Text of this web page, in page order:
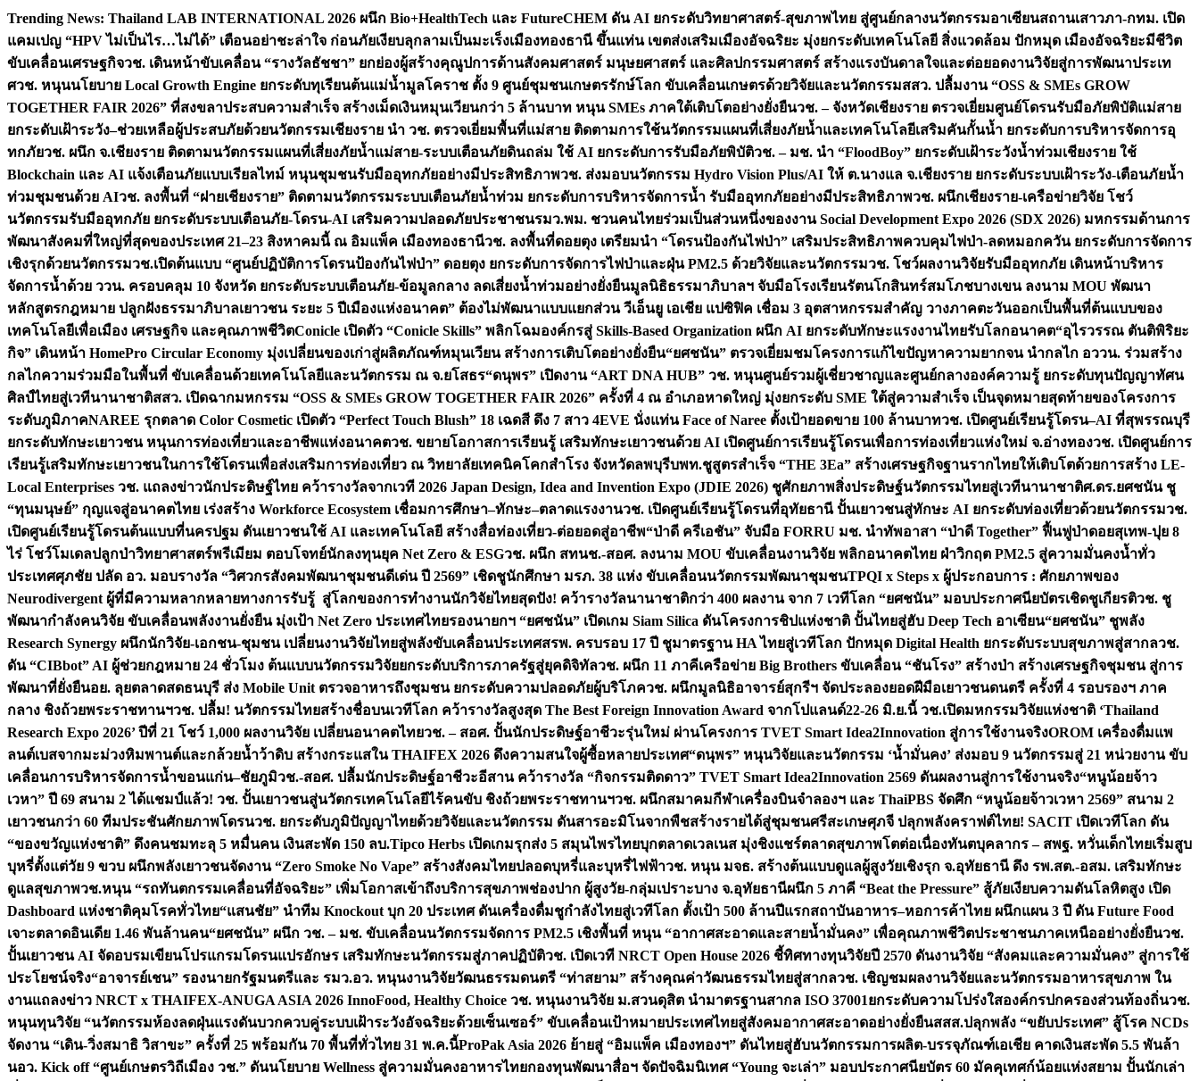
Skip
content
Trending News: Thailand LAB INTERNATIONAL 2026 ผนึก Bio+HealthTech และ FutureCHEM ดัน AI ยกระดับวิทยาศาสตร์-สุขภาพไทย สู่ศูนย์กลางนวัตกรรมอาเซียนสถานเสาวภา-กทม. เปิด
แคมเปญ “HPV ไม่เป็นไร…ไม่ได้” เตือนอย่าชะล่าใจ ก่อนภัยเงียบลุกลามเป็นมะเร็งเมืองทองธานี ขึ้นแท่น เขตส่งเสริมเมืองอัจฉริยะ มุ่งยกระดับเทคโนโลยี สิ่งแวดล้อม ปักหมุด เมืองอัจฉริยะมีชีวิต
ขับเคลื่อนเศรษฐกิจวช. เดินหน้าขับเคลื่อน “รางวัลธัชชา” ยกย่องผู้สร้างคุณูปการด้านสังคมศาสตร์ มนุษยศาสตร์ และศิลปกรรมศาสตร์ สร้างแรงบันดาลใจและต่อยอดงานวิจัยสู่การพัฒนาประเท
ศวช. หนุนนโยบาย Local Growth Engine ยกระดับทุเรียนต้นแม่น้ำมูลโคราช ตั้ง 9 ศูนย์ชุมชนเกษตรรักษ์โลก ขับเคลื่อนเกษตรด้วยวิจัยและนวัตกรรมสสว. ปลื้มงาน “OSS & SMEs GROW
TOGETHER FAIR 2026” ที่สงขลาประสบความสำเร็จ สร้างเม็ดเงินหมุนเวียนกว่า 5 ล้านบาท หนุน SMEs ภาคใต้เติบโตอย่างยั่งยืนวช. – จังหวัดเชียงราย ตรวจเยี่ยมศูนย์โดรนรับมือภัยพิบัติแม่สาย
ยกระดับเฝ้าระวัง–ช่วยเหลือผู้ประสบภัยด้วยนวัตกรรมเชียงราย นำ วช. ตรวจเยี่ยมพื้นที่แม่สาย ติดตามการใช้นวัตกรรมแผนที่เสี่ยงภัยน้ำและเทคโนโลยีเสริมคันกั้นน้ำ ยกระดับการบริหารจัดการอุ
ทกภัยวช. ผนึก จ.เชียงราย ติดตามนวัตกรรมแผนที่เสี่ยงภัยน้ำแม่สาย-ระบบเตือนภัยดินถล่ม ใช้ AI ยกระดับการรับมือภัยพิบัติวช. – มช. นำ “FloodBoy” ยกระดับเฝ้าระวังน้ำท่วมเชียงราย ใช้
Blockchain และ AI แจ้งเตือนภัยแบบเรียลไทม์ หนุนชุมชนรับมืออุทกภัยอย่างมีประสิทธิภาพวช. ส่งมอบนวัตกรรม Hydro Vision Plus/AI ให้ ต.นางแล จ.เชียงราย ยกระดับระบบเฝ้าระวัง-เตือนภัยน้ำ
ท่วมชุมชนด้วย AIวช. ลงพื้นที่ “ฝายเชียงราย” ติดตามนวัตกรรมระบบเตือนภัยน้ำท่วม ยกระดับการบริหารจัดการน้ำ รับมืออุทกภัยอย่างมีประสิทธิภาพวช. ผนึกเชียงราย-เครือข่ายวิจัย โชว์
นวัตกรรมรับมืออุทกภัย ยกระดับระบบเตือนภัย-โดรน-AI เสริมความปลอดภัยประชาชนรมว.พม. ชวนคนไทยร่วมเป็นส่วนหนึ่งของงาน Social Development Expo 2026 (SDX 2026) มหกรรมด้านการ
พัฒนาสังคมที่ใหญ่ที่สุดของประเทศ 21–23 สิงหาคมนี้ ณ อิมแพ็ค เมืองทองธานีวช. ลงพื้นที่ดอยตุง เตรียมนำ “โดรนป้องกันไฟป่า” เสริมประสิทธิภาพควบคุมไฟป่า-ลดหมอกควัน ยกระดับการจัดการ
เชิงรุกด้วยนวัตกรรมวช.เปิดต้นแบบ “ศูนย์ปฏิบัติการโดรนป้องกันไฟป่า” ดอยตุง ยกระดับการจัดการไฟป่าและฝุ่น PM2.5 ด้วยวิจัยและนวัตกรรมวช. โชว์ผลงานวิจัยรับมืออุทกภัย เดินหน้าบริหาร
จัดการน้ำด้วย ววน. ครอบคลุม 10 จังหวัด ยกระดับระบบเตือนภัย-ข้อมูลกลาง ลดเสี่ยงน้ำท่วมอย่างยั่งยืนมูลนิธิธรรมาภิบาลฯ จับมือโรงเรียนรัตนโกสินทร์สมโภชบางเขน ลงนาม MOU พัฒนา
หลักสูตรกฎหมาย ปลูกฝังธรรมาภิบาลเยาวชน ระยะ 5 ปีเมืองแห่งอนาคต” ต้องไม่พัฒนาแบบแยกส่วน วีเอ็นยู เอเชีย แปซิฟิค เชื่อม 3 อุตสาหกรรมสำคัญ วางภาคตะวันออกเป็นพื้นที่ต้นแบบของ
เทคโนโลยีเพื่อเมือง เศรษฐกิจ และคุณภาพชีวิตConicle เปิดตัว “Conicle Skills” พลิกโฉมองค์กรสู่ Skills-Based Organization ผนึก AI ยกระดับทักษะแรงงานไทยรับโลกอนาคต“อุไรวรรณ ตันติพิริยะ
กิจ” เดินหน้า HomePro Circular Economy มุ่งเปลี่ยนของเก่าสู่ผลิตภัณฑ์หมุนเวียน สร้างการเติบโตอย่างยั่งยืน“ยศชนัน” ตรวจเยี่ยมชมโครงการแก้ไขปัญหาความยากจน นำกลไก อววน. ร่วมสร้าง
กลไกความร่วมมือในพื้นที่ ขับเคลื่อนด้วยเทคโนโลยีและนวัตกรรม ณ จ.ยโสธร“ดนุพร” เปิดงาน “ART DNA HUB” วช. หนุนศูนย์รวมผู้เชี่ยวชาญและศูนย์กลางองค์ความรู้ ยกระดับทุนปัญญาทัศน
ศิลป์ไทยสู่เวทีนานาชาติสสว. เปิดฉากมหกรรม “OSS & SMEs GROW TOGETHER FAIR 2026” ครั้งที่ 4 ณ อำเภอหาดใหญ่ มุ่งยกระดับ SME ใต้สู่ความสำเร็จ เป็นจุดหมายสุดท้ายของโครงการ
ระดับภูมิภาคNAREE รุกตลาด Color Cosmetic เปิดตัว “Perfect Touch Blush” 18 เฉดสี ดึง 7 สาว 4EVE นั่งแท่น Face of Naree ตั้งเป้ายอดขาย 100 ล้านบาทวช. เปิดศูนย์เรียนรู้โดรน–AI ที่สุพรรณบุรี
ยกระดับทักษะเยาวชน หนุนการท่องเที่ยวและอาชีพแห่งอนาคตวช. ขยายโอกาสการเรียนรู้ เสริมทักษะเยาวชนด้วย AI เปิดศูนย์การเรียนรู้โดรนเพื่อการท่องเที่ยวแห่งใหม่ จ.อ่างทองวช. เปิดศูนย์การ
เรียนรู้เสริมทักษะเยาวชนในการใช้โดรนเพื่อส่งเสริมการท่องเที่ยว ณ วิทยาลัยเทคนิคโคกสำโรง จังหวัดลพบุรีบพท.ชูสูตรสำเร็จ “THE 3Ea” สร้างเศรษฐกิจฐานรากไทยให้เติบโตด้วยการสร้าง LE-
Local Enterprises วช. แถลงข่าวนักประดิษฐ์ไทย คว้ารางวัลจากเวที 2026 Japan Design, Idea and Invention Expo (JDIE 2026) ชูศักยภาพสิ่งประดิษฐ์นวัตกรรมไทยสู่เวทีนานาชาติศ.ดร.ยศชนัน ชู
“ทุนมนุษย์” กุญแจสู่อนาคตไทย เร่งสร้าง Workforce Ecosystem เชื่อมการศึกษา–ทักษะ–ตลาดแรงงานวช. เปิดศูนย์เรียนรู้โดรนที่อุทัยธานี ปั้นเยาวชนสู่ทักษะ AI ยกระดับท่องเที่ยวด้วยนวัตกรรมวช.
เปิดศูนย์เรียนรู้โดรนต้นแบบที่นครปฐม ดันเยาวชนใช้ AI และเทคโนโลยี สร้างสื่อท่องเที่ยว-ต่อยอดสู่อาชีพ“ป่าดี ครีเอชัน” จับมือ FORRU มช. นำทัพอาสา “ป่าดี Together” ฟื้นฟูป่าดอยสุเทพ-ปุย 8
ไร่ โชว์โมเดลปลูกป่าวิทยาศาสตร์พรีเมียม ตอบโจทย์นักลงทุนยุค Net Zero & ESGวช. ผนึก สทนช.-สอศ. ลงนาม MOU ขับเคลื่อนงานวิจัย พลิกอนาคตไทย ฝ่าวิกฤต PM2.5 สู่ความมั่นคงน้ำทั่ว
ประเทศศุภชัย ปลัด อว. มอบรางวัล “วิศวกรสังคมพัฒนาชุมชนดีเด่น ปี 2569” เชิดชูนักศึกษา มรภ. 38 แห่ง ขับเคลื่อนนวัตกรรมพัฒนาชุมชนTPQI x Steps x ผู้ประกอบการ : ศักยภาพของ
Neurodivergent ผู้ที่มีความหลากหลายทางการรับรู้ สู่โลกของการทำงานนักวิจัยไทยสุดปัง! คว้ารางวัลนานาชาติกว่า 400 ผลงาน จาก 7 เวทีโลก “ยศชนัน” มอบประกาศนียบัตรเชิดชูเกียรติวช. ชู
พัฒนากำลังคนวิจัย ขับเคลื่อนพลังงานยั่งยืน มุ่งเป้า Net Zero ประเทศไทยรองนายกฯ “ยศชนัน” เปิดเกม Siam Silica ดันโครงการชิปแห่งชาติ ปั้นไทยสู่ฮับ Deep Tech อาเซียน“ยศชนัน” ชูพลัง
Research Synergy ผนึกนักวิจัย-เอกชน-ชุมชน เปลี่ยนงานวิจัยไทยสู่พลังขับเคลื่อนประเทศสรพ. ครบรอบ 17 ปี ชูมาตรฐาน HA ไทยสู่เวทีโลก ปักหมุด Digital Health ยกระดับระบบสุขภาพสู่สากลวช.
ดัน “CIBbot” AI ผู้ช่วยกฎหมาย 24 ชั่วโมง ต้นแบบนวัตกรรมวิจัยยกระดับบริการภาครัฐสู่ยุคดิจิทัลวช. ผนึก 11 ภาคีเครือข่าย Big Brothers ขับเคลื่อน “ชันโรง” สร้างป่า สร้างเศรษฐกิจชุมชน สู่การ
พัฒนาที่ยั่งยืนอย. ลุยตลาดสดธนบุรี ส่ง Mobile Unit ตรวจอาหารถึงชุมชน ยกระดับความปลอดภัยผู้บริโภควช. ผนึกมูลนิธิอาจารย์สุกรีฯ จัดประลองยอดฝีมือเยาวชนดนตรี ครั้งที่ 4 รอบรองฯ ภาค
กลาง ชิงถ้วยพระราชทานฯวช. ปลื้ม! นวัตกรรมไทยสร้างชื่อบนเวทีโลก คว้ารางวัลสูงสุด The Best Foreign Innovation Award จากโปแลนด์22-26 มิ.ย.นี้ วช.เปิดมหกรรมวิจัยแห่งชาติ ‘Thailand
Research Expo 2026’ ปีที่ 21 โชว์ 1,000 ผลงานวิจัย เปลี่ยนอนาคตไทยวช. – สอศ. ปั้นนักประดิษฐ์อาชีวะรุ่นใหม่ ผ่านโครงการ TVET Smart Idea2Innovation สู่การใช้งานจริงOROM เครื่องดื่มแพ
ลนต์เบสจากมะม่วงหิมพานต์และกล้วยน้ำว้าดิบ สร้างกระแสใน THAIFEX 2026 ดึงความสนใจผู้ซื้อหลายประเทศ“ดนุพร” หนุนวิจัยและนวัตกรรม ‘น้ำมั่นคง’ ส่งมอบ 9 นวัตกรรมสู่ 21 หน่วยงาน ขับ
เคลื่อนการบริหารจัดการน้ำขอนแก่น–ชัยภูมิวช.-สอศ. ปลื้มนักประดิษฐ์อาชีวะอีสาน คว้ารางวัล “กิจกรรมติดดาว” TVET Smart Idea2Innovation 2569 ดันผลงานสู่การใช้งานจริง“หนูน้อยจ้าว
เวหา” ปี 69 สนาม 2 ได้แชมป์แล้ว! วช. ปั้นเยาวชนสู่นวัตกรเทคโนโลยีไร้คนขับ ชิงถ้วยพระราชทานฯวช. ผนึกสมาคมกีฬาเครื่องบินจำลองฯ และ ThaiPBS จัดศึก “หนูน้อยจ้าวเวหา 2569” สนาม 2
เยาวชนกว่า 60 ทีมประชันศักยภาพโดรนวช. ยกระดับภูมิปัญญาไทยด้วยวิจัยและนวัตกรรม ดันสารอะมิโนจากพืชสร้างรายได้สู่ชุมชนศรีสะเกษศุภจี ปลุกพลังคราฟต์ไทย! SACIT เปิดเวทีโลก ดัน
“ของขวัญแห่งชาติ” ดึงคนชมทะลุ 5 หมื่นคน เงินสะพัด 150 ลบ.Tipco Herbs เปิดเกมรุกส่ง 5 สมุนไพรไทยบุกตลาดเวลเนส มุ่งชิงแชร์ตลาดสุขภาพโตต่อเนื่องทันตบุคลากร – สพฐ. หวั่นเด็กไทยเริ่มสูบ
บุหรี่ตั้งแต่วัย 9 ขวบ ผนึกพลังเยาวชนจัดงาน “Zero Smoke No Vape” สร้างสังคมไทยปลอดบุหรี่และบุหรี่ไฟฟ้าวช. หนุน มจธ. สร้างต้นแบบดูแลผู้สูงวัยเชิงรุก จ.อุทัยธานี ดึง รพ.สต.-อสม. เสริมทักษะ
ดูแลสุขภาพวช.หนุน “รถทันตกรรมเคลื่อนที่อัจฉริยะ” เพิ่มโอกาสเข้าถึงบริการสุขภาพช่องปาก ผู้สูงวัย-กลุ่มเปราะบาง จ.อุทัยธานีผนึก 5 ภาคี “Beat the Pressure” สู้ภัยเงียบความดันโลหิตสูง เปิด
Dashboard แห่งชาติคุมโรคทั่วไทย“แสนชัย” นำทีม Knockout บุก 20 ประเทศ ดันเครื่องดื่มชูกำลังไทยสู่เวทีโลก ตั้งเป้า 500 ล้านปีแรกสถาบันอาหาร–หอการค้าไทย ผนึกแผน 3 ปี ดัน Future Food
เจาะตลาดอินเดีย 1.46 พันล้านคน“ยศชนัน” ผนึก วช. – มช. ขับเคลื่อนนวัตกรรมจัดการ PM2.5 เชิงพื้นที่ หนุน “อากาศสะอาดและสายน้ำมั่นคง” เพื่อคุณภาพชีวิตประชาชนภาคเหนืออย่างยั่งยืนวช.
ปั้นเยาวชน AI จัดอบรมเขียนโปรแกรมโดรนแปรอักษร เสริมทักษะนวัตกรรมสู่ภาคปฏิบัติวช. เปิดเวที NRCT Open House 2026 ชี้ทิศทางทุนวิจัยปี 2570 ดันงานวิจัย “สังคมและความมั่นคง” สู่การใช้
ประโยชน์จริง“อาจารย์เชน” รองนายกรัฐมนตรีและ รมว.อว. หนุนงานวิจัยวัฒนธรรมดนตรี “ท่าสยาม” สร้างคุณค่าวัฒนธรรมไทยสู่สากลวช. เชิญชมผลงานวิจัยและนวัตกรรมอาหารสุขภาพ ใน
งานแถลงข่าว NRCT x THAIFEX-ANUGA ASIA 2026 InnoFood, Healthy Choice วช. หนุนงานวิจัย ม.สวนดุสิต นำมาตรฐานสากล ISO 37001ยกระดับความโปร่งใสองค์กรปกครองส่วนท้องถิ่นวช.
หนุนทุนวิจัย “นวัตกรรมห้องลดฝุ่นแรงดันบวกควบคู่ระบบเฝ้าระวังอัจฉริยะด้วยเซ็นเซอร์” ขับเคลื่อนเป้าหมายประเทศไทยสู่สังคมอากาศสะอาดอย่างยั่งยืนสสส.ปลุกพลัง “ขยับประเทศ” สู้โรค NCDs
จัดงาน “เดิน-วิ่งสมาธิ วิสาขะ” ครั้งที่ 25 พร้อมกัน 70 พื้นที่ทั่วไทย 31 พ.ค.นี้ProPak Asia 2026 ย้ายสู่ “อิมแพ็ค เมืองทองฯ” ดันไทยสู่ฮับนวัตกรรมการผลิต-บรรจุภัณฑ์เอเชีย คาดเงินสะพัด 5.5 พันล้า
นอว. Kick off “ศูนย์เกษตรวิถีเมือง วช.” ดันนโยบาย Wellness สู่ความมั่นคงอาหารไทยกองทุนพัฒนาสื่อฯ จัดปัจฉิมนิเทศ “Young จะเล่า” มอบประกาศนียบัตร 60 มัคคุเทศก์น้อยแห่งสยาม ปั้นนักเล่า